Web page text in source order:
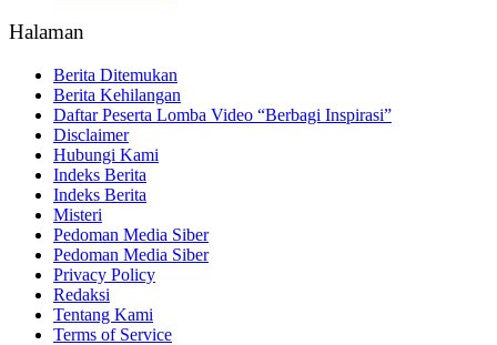
Halaman
Berita Ditemukan
Berita Kehilangan
Daftar Peserta Lomba Video “Berbagi Inspirasi”
Disclaimer
Hubungi Kami
Indeks Berita
Indeks Berita
Misteri
Pedoman Media Siber
Pedoman Media Siber
Privacy Policy
Redaksi
Tentang Kami
Terms of Service